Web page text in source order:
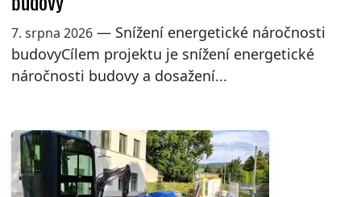
7. srpna 2026— Snížení energetické náročnosti
budovyCílem projektu je snížení energetické
náročnosti budovy a dosažení...